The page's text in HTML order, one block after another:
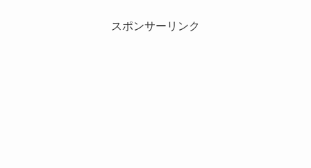
スポンサーリンク